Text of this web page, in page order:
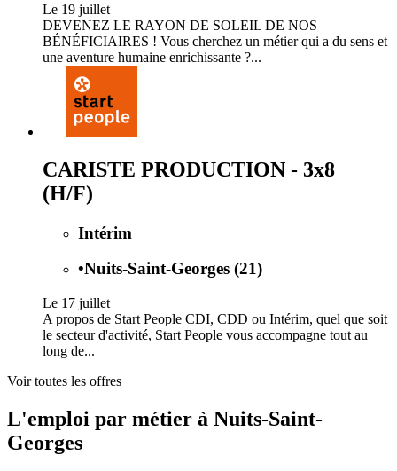
Le 19 juillet
DEVENEZ LE RAYON DE SOLEIL DE NOS
BÉNÉFICIAIRES ! Vous cherchez un métier qui a du sens et
une aventure humaine enrichissante ?...
CARISTE PRODUCTION - 3x8
(H/F)
Intérim
•Nuits-Saint-Georges (21)
Le 17 juillet
A propos de Start People CDI, CDD ou Intérim, quel que soit
le secteur d'activité, Start People vous accompagne tout au
long de...
Voir toutes les offres
L'emploi par métier à Nuits-Saint-
Georges